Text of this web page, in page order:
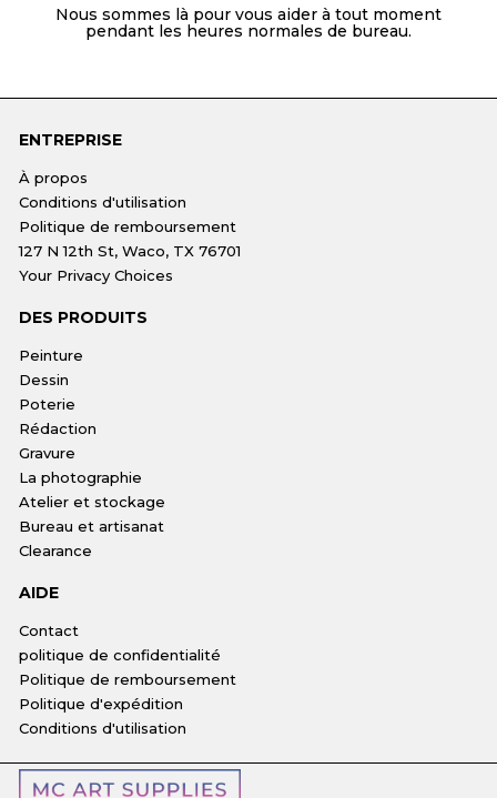
Nous sommes là pour vous aider à tout moment
pendant les heures normales de bureau.
ENTREPRISE
À propos
Conditions d'utilisation
Politique de remboursement
127 N 12th St, Waco, TX 76701
Your Privacy Choices
DES PRODUITS
Peinture
Dessin
Poterie
Rédaction
Gravure
La photographie
Atelier et stockage
Bureau et artisanat
Clearance
AIDE
Contact
politique de confidentialité
Politique de remboursement
Politique d'expédition
Conditions d'utilisation